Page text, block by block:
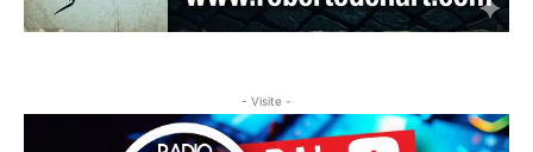
- Visite -